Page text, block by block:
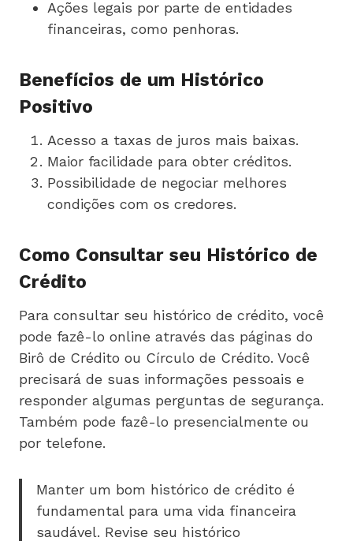
Ações legais por parte de entidades
financeiras, como penhoras.
Benefícios de um Histórico
Positivo
Acesso a taxas de juros mais baixas.
Maior facilidade para obter créditos.
Possibilidade de negociar melhores
condições com os credores.
Como Consultar seu Histórico de
Crédito
Para consultar seu histórico de crédito, você
pode fazê-lo online através das páginas do
Birô de Crédito ou Círculo de Crédito. Você
precisará de suas informações pessoais e
responder algumas perguntas de segurança.
Também pode fazê-lo presencialmente ou
por telefone.
Manter um bom histórico de crédito é
fundamental para uma vida financeira
saudável. Revise seu histórico